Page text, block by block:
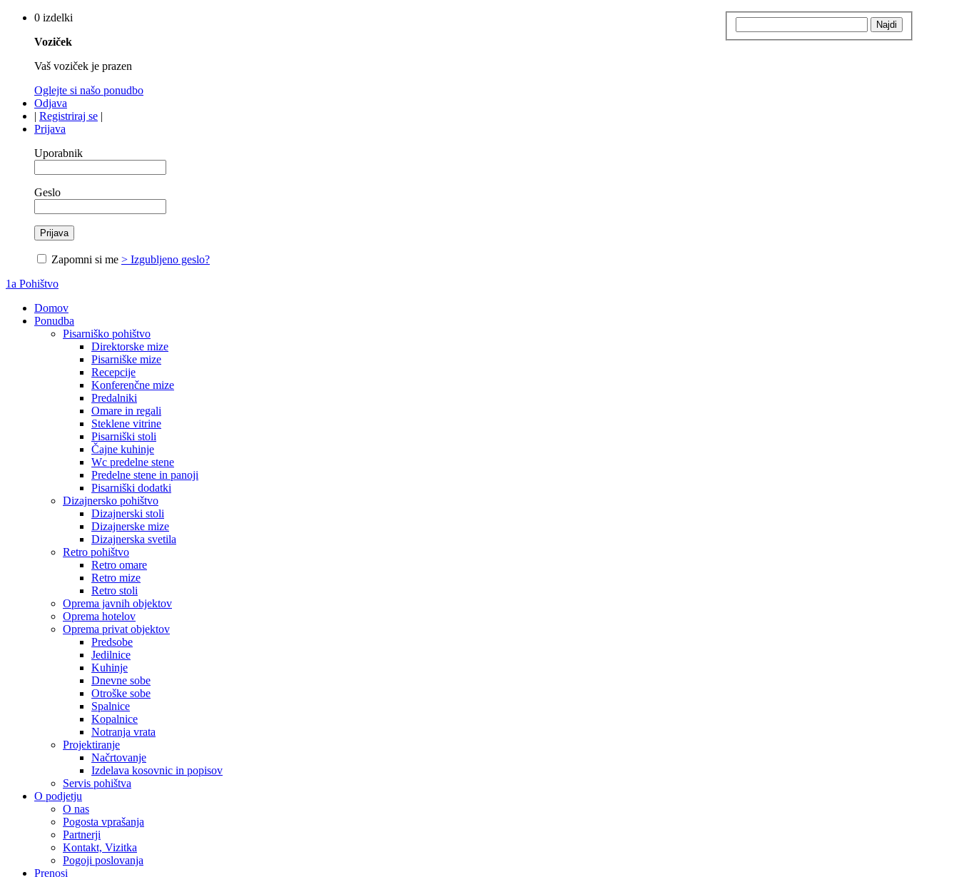
0 izdelki
Voziček
Vaš voziček je prazen
Oglejte si našo ponudbo
Odjava
| Registriraj se |
Prijava
Uporabnik
Geslo
Zapomni si me > Izgubljeno geslo?
1a Pohištvo
Domov
Ponudba
Pisarniško pohištvo
Direktorske mize
Pisarniške mize
Recepcije
Konferenčne mize
Predalniki
Omare in regali
Steklene vitrine
Pisarniški stoli
Čajne kuhinje
Wc predelne stene
Predelne stene in panoji
Pisarniški dodatki
Dizajnersko pohištvo
Dizajnerski stoli
Dizajnerske mize
Dizajnerska svetila
Retro pohištvo
Retro omare
Retro mize
Retro stoli
Oprema javnih objektov
Oprema hotelov
Oprema privat objektov
Predsobe
Jedilnice
Kuhinje
Dnevne sobe
Otroške sobe
Spalnice
Kopalnice
Notranja vrata
Projektiranje
Načrtovanje
Izdelava kosovnic in popisov
Servis pohištva
O podjetju
O nas
Pogosta vprašanja
Partnerji
Kontakt, Vizitka
Pogoji poslovanja
Prenosi